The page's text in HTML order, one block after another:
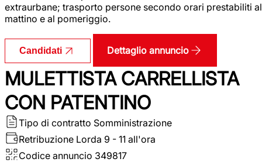
extraurbane; trasporto persone secondo orari prestabiliti al
mattino e al pomeriggio.
Candidati Dettaglio annuncio
MULETTISTA CARRELLISTA
CON PATENTINO
Tipo di contratto Somministrazione
Retribuzione Lorda 9 - 11 all'ora
Codice annuncio 349817